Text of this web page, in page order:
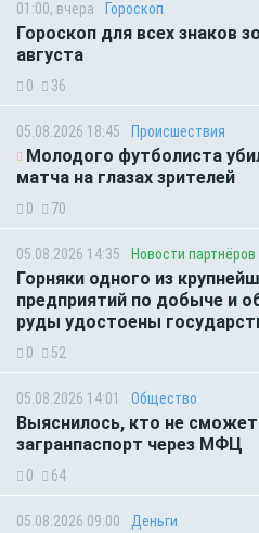
01:00, вчера Гороскоп
Гороскоп для всех знаков
августа
0 36
05.08.2026 18:45 Происшествия
Молодого футболиста
матча на глазах зрителей
0 70
05.08.2026 14:35 Новости партнёров
Горняки одного из
предприятий по добыче и
руды удостоены
0 52
05.08.2026 14:01 Общество
Выяснилось, кто не
загранпаспорт через МФЦ
0 64
05.08.2026 09:00 Деньги